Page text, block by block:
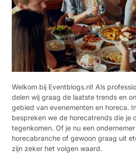
Welkom bij Eventblogs.nl! Als
delen wij graag de laatste trends en
gebied van evenementen en horeca.
bespreken we de horecatrends die je
tegenkomen. Of je nu een
horecabranche of gewoon graag uit
zijn zeker het volgen waard.